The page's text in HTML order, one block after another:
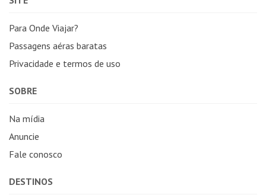
Para Onde Viajar?
Passagens aéras baratas
Privacidade e termos de uso
SOBRE
Na mídia
Anuncie
Fale conosco
DESTINOS